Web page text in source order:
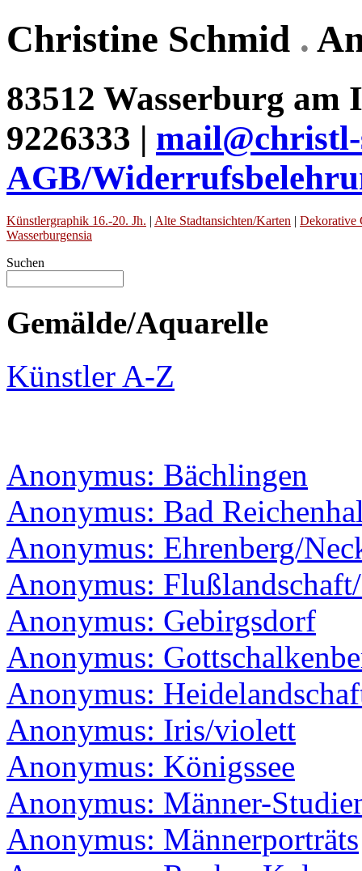
Christine Schmid .
83512 Wasserburg am
9226333 |
AGB/
Künstlergraphik 16.-20. Jh. | Alte Stadtansichten/Karten | Dekorative
Wasserburgensia
Suchen
Gemälde/Aquarelle
Künstler A-Z
Anonymus: Bächlingen
Anonymus: Bad
Anonymus: Ehrenberg/
Anonymus:
Anonymus: Gebirgsdorf
Anonymus:
Anonymus:
Anonymus: Iris/violett
Anonymus: Königssee
Anonymus: Männer-
Anonymus: Männerporträts